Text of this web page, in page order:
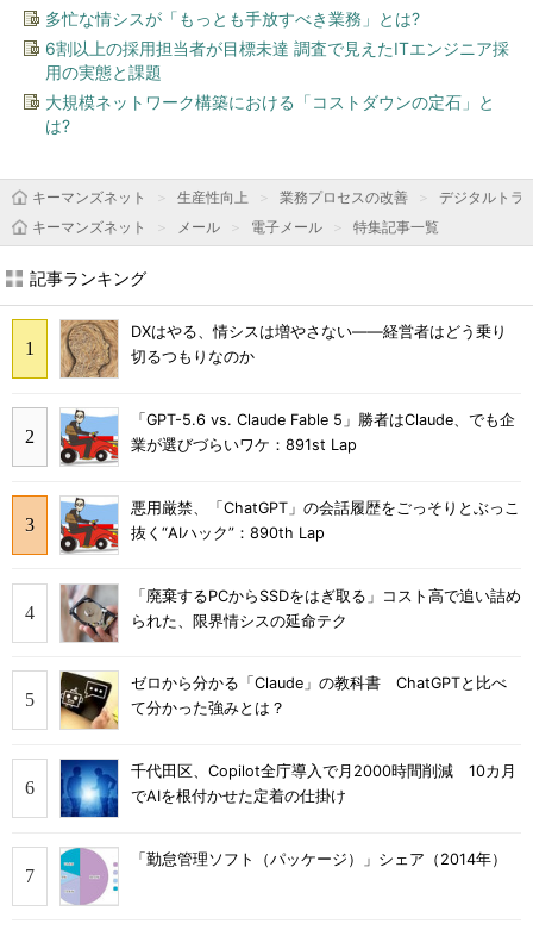
多忙な情シスが「もっとも手放すべき業務」とは?
6割以上の採用担当者が目標未達 調査で見えたITエンジニア採
用の実態と課題
大規模ネットワーク構築における「コストダウンの定石」と
は?
キーマンズネット 生産性向上 業務プロセスの改善
デジタルトラ
キーマンズネット
メール 電子メール 特集記事一覧
記事ランキング
DXはやる、情シスは増やさない――経営者はどう乗り
切るつもりなのか
「GPT-5.6 vs. Claude Fable 5」勝者はClaude、でも企
業が選びづらいワケ：891st Lap
悪用厳禁、「ChatGPT」の会話履歴をごっそりとぶっこ
抜く“AIハック”：890th Lap
「廃棄するPCからSSDをはぎ取る」コスト高で追い詰め
られた、限界情シスの延命テク
ゼロから分かる「Claude」の教科書 ChatGPTと比べ
て分かった強みとは？
千代田区、Copilot全庁導入で月2000時間削減 10カ月
でAIを根付かせた定着の仕掛け
「勤怠管理ソフト（パッケージ）」シェア（2014年）